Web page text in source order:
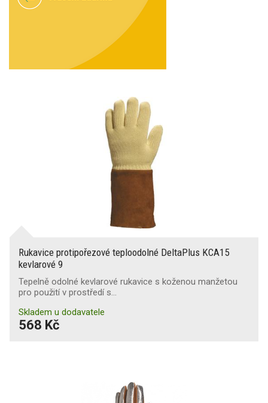
Rukavice protipořezové teploodolné DeltaPlus KCA15
kevlarové 9
Tepelně odolné kevlarové rukavice s koženou manžetou
pro použití v prostředí s…
Skladem u dodavatele
568 Kč